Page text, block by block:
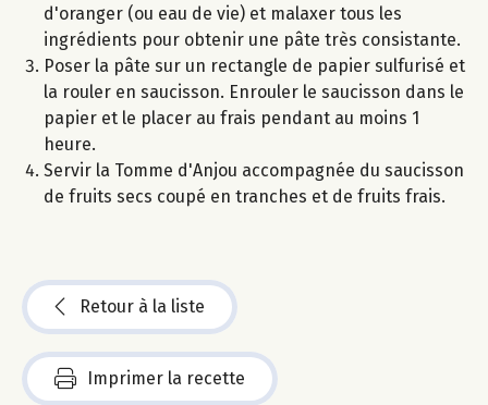
d'oranger (ou eau de vie) et malaxer tous les
ingrédients pour obtenir une pâte très consistante.
Poser la pâte sur un rectangle de papier sulfurisé et
la rouler en saucisson. Enrouler le saucisson dans le
papier et le placer au frais pendant au moins 1
heure.
Servir la Tomme d'Anjou accompagnée du saucisson
de fruits secs coupé en tranches et de fruits frais.
Retour à la liste
Imprimer la recette